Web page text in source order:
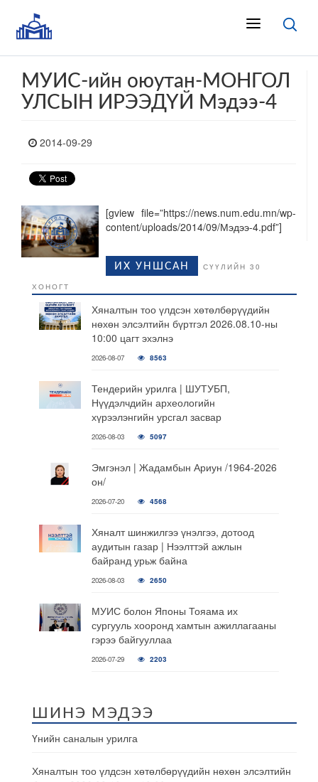
МУИС-ийн оюутан-МОНГОЛ
УЛСЫН ИРЭЭДҮЙ Мэдээ-4
2014-09-29
[gview file=”https://news.num.edu.mn/wp-
content/uploads/2014/09/Мэдээ-4.pdf”]
ИХ УНШСАН
СҮҮЛИЙН 30
ХОНОГТ
Хяналтын тоо үлдсэн хөтөлбөрүүдийн
нөхөн элсэлтийн бүртгэл 2026.08.10-ны
10:00 цагт эхэлнэ
2026-08-07 8563
Тендерийн урилга | ШУТУБП,
Нүүдэлчдийн археологийн
хүрээлэнгийн урсгал засвар
2026-08-03 5097
Эмгэнэл | Жадамбын Ариун /1964-2026
он/
2026-07-20 4568
Хяналт шинжилгээ үнэлгээ, дотоод
аудитын газар | Нээлттэй ажлын
байранд урьж байна
2026-08-03 2650
МУИС болон Японы Тояама их
сургууль хооронд хамтын ажиллагааны
гэрээ байгууллаа
2026-07-29 2203
ШИНЭ МЭДЭЭ
Үнийн саналын урилга
Хяналтын тоо үлдсэн хөтөлбөрүүдийн нөхөн элсэлтийн